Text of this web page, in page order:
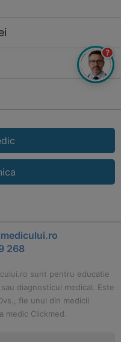
268
sunt pentru educatie
diagnosticul medical. Este
fie unul din medicii
medic Clickmed.
?